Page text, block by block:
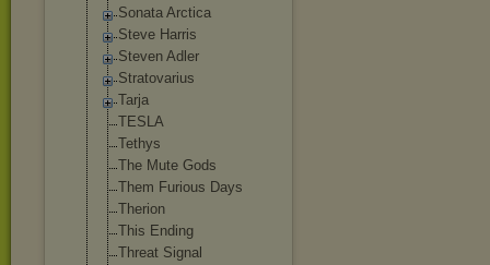
Sonata Arctica
Steve Harris
Steven Adler
Stratovarius
Tarja
TESLA
Tethys
The Mute Gods
Them Furious Days
Therion
This Ending
Threat Signal